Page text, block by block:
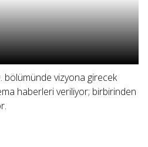
bölümünde vizyona girecek
haberleri veriliyor; birbirinden